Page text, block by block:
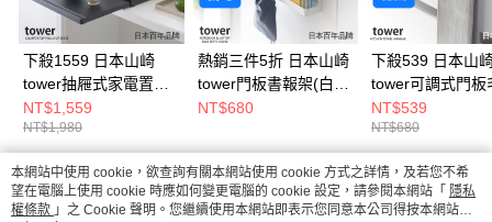
下殺1559 日本山崎
tower抽屜式家電置物
架(黑)/電器架/廚房收
納架/廚房收納
NT$1,559
NT$1,980
熱銷三件5折 日本山崎
tower門板書報架(白)/
門板架/書架/門後收納
NT$680
下殺539 日本山
tower可調式門板
架(白)/門板架/毛
架/門板收納
NT$539
NT$680
熱門標籤
本網站中使用 cookie，欲查詢有關本網站使用 cookie 方式之詳情，及若您不希
望在電腦上使用 cookie 時應如何變更電腦的 cookie 設定，請參閱本網站「 隱私
權條款 」之 Cookie 聲明。您繼續使用本網站即表示您同意本公司得按本網站使